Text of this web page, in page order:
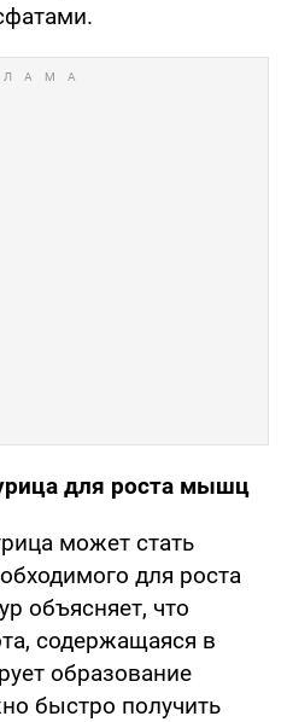
для роста мышц
может стать
для роста
объясняет, что
содержащаяся в
образование
быстро получить